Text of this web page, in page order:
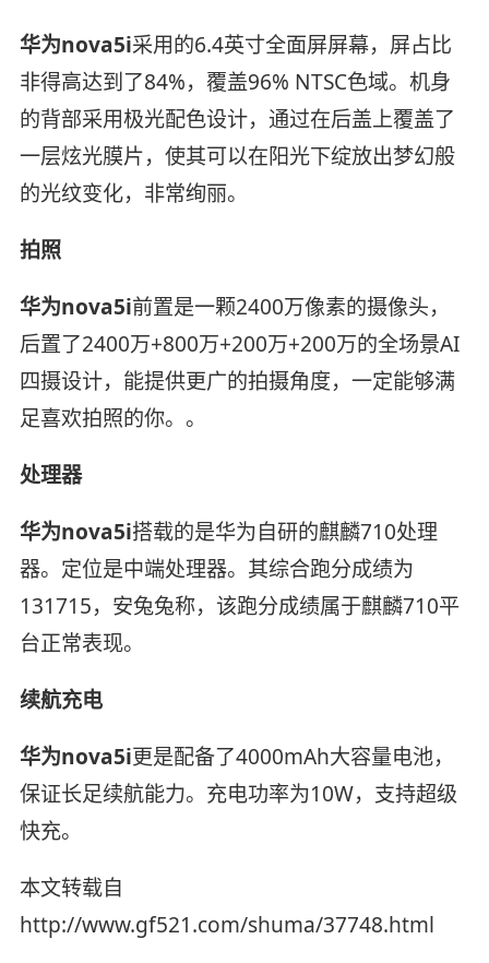
华为nova5i采用的6.4英寸全面屏屏幕，屏占比
非得高达到了84%，覆盖96% NTSC色域。机身
的背部采用极光配色设计，通过在后盖上覆盖了
一层炫光膜片，使其可以在阳光下绽放出梦幻般
的光纹变化，非常绚丽。
拍照
华为nova5i前置是一颗2400万像素的摄像头，
后置了2400万+800万+200万+200万的全场景AI
四摄设计，能提供更广的拍摄角度，一定能够满
足喜欢拍照的你。。
处理器
华为nova5i搭载的是华为自研的麒麟710处理
器。定位是中端处理器。其综合跑分成绩为
131715，安兔兔称，该跑分成绩属于麒麟710平
台正常表现。
续航充电
华为nova5i更是配备了4000mAh大容量电池，
保证长足续航能力。充电功率为10W，支持超级
快充。
本文转载自
http://www.gf521.com/shuma/37748.html